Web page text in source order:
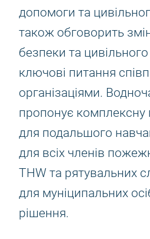
допомоги та
також обговорить
безпеки та
ключові питання
організаціями.
пропонує комплексну
для подальшого
для всіх членів
THW та рятувальних
для муніципальних
рішення.